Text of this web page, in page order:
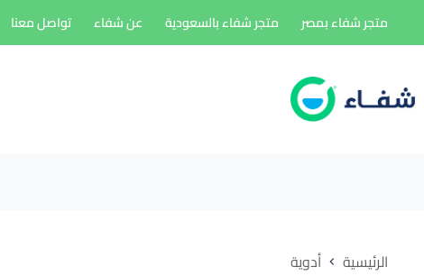
إلى
متجر شفاء بمصر متجر شفاء بالسعودية عن شفاء تواصل معنا
الرئيسية أدوية